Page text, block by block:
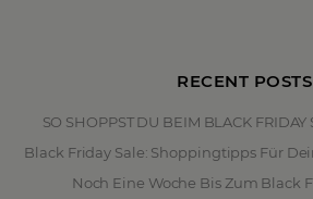
RECENT POSTS
SO SHOPPST DU BEIM BLACK FRIDAY
Black Friday Sale: Shoppingtipps Für
Noch Eine Woche Bis Zum Black